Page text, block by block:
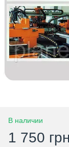
В наличии
1 750 грн